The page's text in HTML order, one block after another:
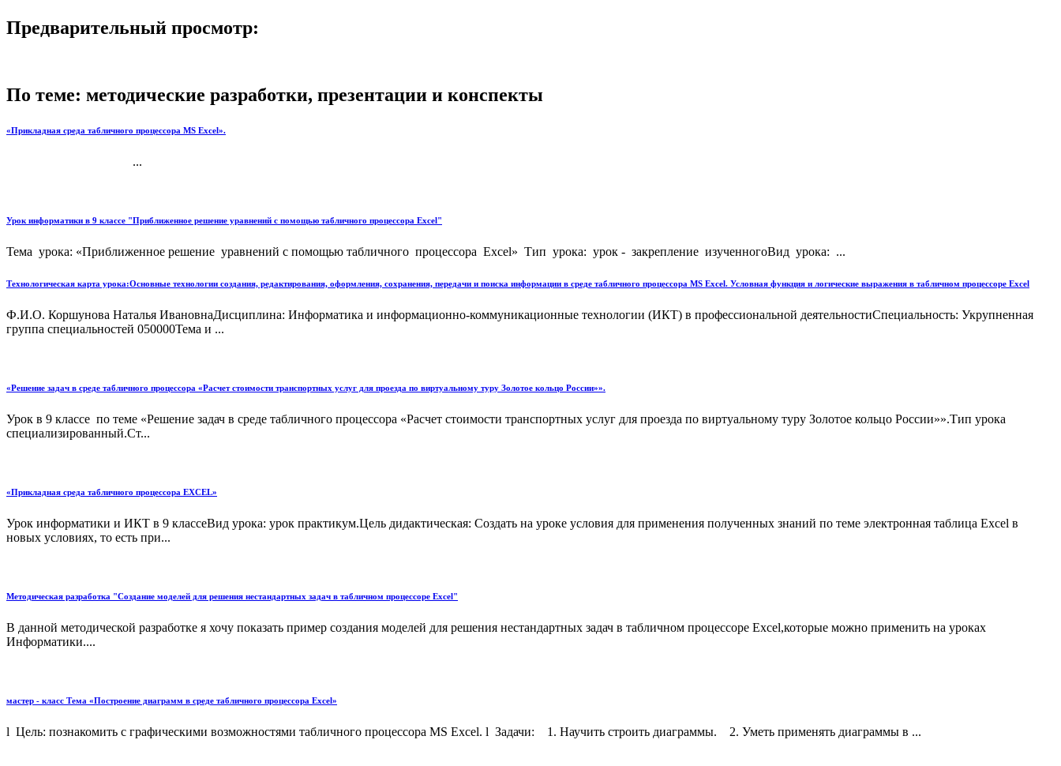
Предварительный просмотр:
По теме: методические разработки, презентации и конспекты
«Прикладная среда табличного процессора MS Excel».
...
Урок информатики в 9 классе "Приближенное решение уравнений с помощью табличного процессора Excel"
Тема урока: «Приближенное решение уравнений с помощью табличного процессора Excel» Тип урока: урок - закрепление изученногоВид урока: ...
Технологическая карта урока:Основные технологии создания, редактирования, оформления, сохранения, передачи и поиска информации в среде табличного процессора MS Excel. Условная функция и логические выражения в табличном процессоре Excel
Ф.И.О. Коршунова Наталья ИвановнаДисциплина: Информатика и информационно-коммуникационные технологии (ИКТ) в профессиональной деятельностиСпециальность: Укрупненная
группа специальностей 050000Тема и ...
«Решение задач в среде табличного процессора «Расчет стоимости транспортных услуг для проезда по виртуальному туру Золотое кольцо России»».
Урок в 9 классе по теме «Решение задач в среде табличного процессора «Расчет стоимости транспортных услуг для проезда по виртуальному туру Золотое кольцо России»».Тип урока
специализированный.Ст...
«Прикладная среда табличного процессора EXCEL»
Урок информатики и ИКТ в 9 классеВид урока: урок практикум.Цель дидактическая: Создать на уроке условия для применения полученных знаний по теме электрoнная таблица Excel в
новых услoвиях, то есть при...
Методическая разработка "Создание моделей для решения нестандартных задач в табличном процессоре Excel"
В данной методической разработке я хочу показать пример создания моделей для решения нестандартных задач в табличном процессоре Excel,которые можно применить на уроках
Информатики....
мастер - класс Тема «Построение диаграмм в среде табличного процессора Excel»
l Цель: познакомить с графическими возможностями табличного процессора MS Excel. l Задачи: 1. Научить строить диаграммы. 2. Уметь применять диаграммы в ...